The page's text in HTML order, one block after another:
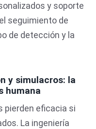
y soporte
seguimiento de
de detección y la
y simulacros: la
humana
pierden eficacia si
La ingeniería